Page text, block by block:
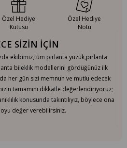
SİZİN İÇİN
ekibimiz,tüm pırlanta yüzük,pırlanta
bileklik modellerini gördüğünüz ilk
her gün sizi memnun ve mutlu edecek
tamamını dikkatle değerlendiriyoruz;
konusunda takıntılıyız, böylece ona
değer verebilirsiniz.
Özel Hediye
Kutusu
Özel Hediye
Notu